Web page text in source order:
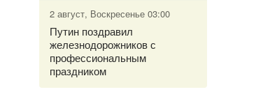
2 август, Воскресенье 03:00
Путин поздравил
железнодорожников с
профессиональным
праздником